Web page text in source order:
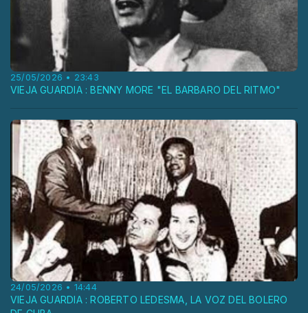
25/05/2026 • 23:43
VIEJA GUARDIA : BENNY MORE "EL BARBARO DEL RITMO"
24/05/2026 • 14:44
VIEJA GUARDIA : ROBERTO LEDESMA, LA VOZ DEL BOLERO